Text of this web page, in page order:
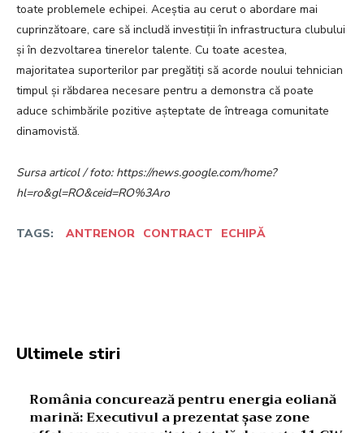
toate problemele echipei. Aceștia au cerut o abordare mai
cuprinzătoare, care să includă investiții în infrastructura clubului
și în dezvoltarea tinerelor talente. Cu toate acestea,
majoritatea suporterilor par pregătiți să acorde noului tehnician
timpul și răbdarea necesare pentru a demonstra că poate
aduce schimbările pozitive așteptate de întreaga comunitate
dinamovistă.
Sursa articol / foto: https://news.google.com/home?
hl=ro&gl=RO&ceid=RO%3Aro
TAGS: ANTRENOR CONTRACT ECHIPĂ
Ultimele stiri
România concurează pentru energia eoliană
marină: Executivul a prezentat șase zone